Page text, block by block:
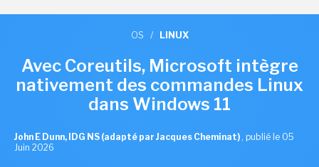
OS / LINUX
Avec Coreutils, Microsoft intègre
nativement des commandes Linux
dans Windows 11
John E Dunn, IDG NS (adapté par Jacques Cheminat) , publié le 05
Juin 2026